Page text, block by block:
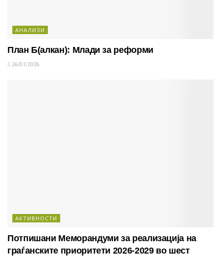
АНАЛИЗИ
План Б(алкан): Млади за реформи
26/01/2026
АКТИВНОСТИ
Потпишани Меморандуми за реализација на
граѓанските приоритети 2026-2029 во шест